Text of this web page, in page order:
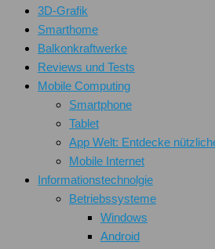
3D-Grafik
Smarthome
Balkonkraftwerke
Reviews und Tests
Mobile Computing
Smartphone
Tablet
App Welt: Entdecke
Mobile Internet
Informationstechnolgie
Betriebssysteme
Windows
Android